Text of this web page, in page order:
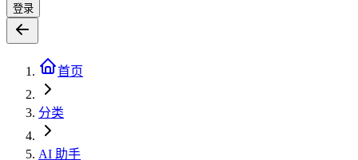
登录
首页
分类
AI 助手